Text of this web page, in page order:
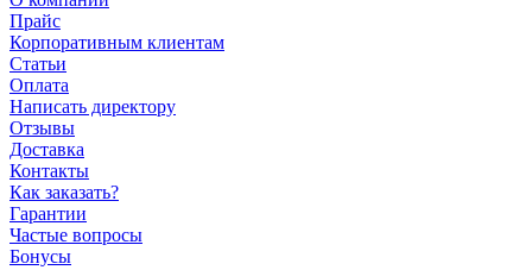
Прайс
Корпоративным клиентам
Статьи
Оплата
Написать директору
Отзывы
Доставка
Контакты
Как заказать?
Гарантии
Частые вопросы
Бонусы